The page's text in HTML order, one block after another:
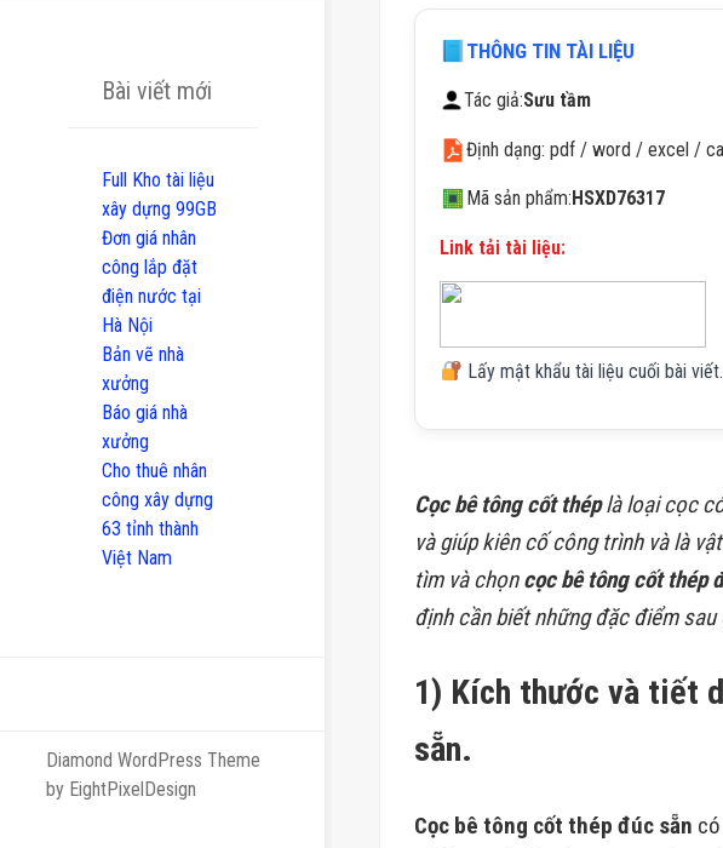
Bài viết mới
Full Kho tài liệu
xây dựng 99GB
Đơn giá nhân
công lắp đặt
điện nước tại
Hà Nội
Bản vẽ nhà
xưởng
Báo giá nhà
xưởng
Cho thuê nhân
công xây dựng
63 tỉnh thành
Việt Nam
Diamond WordPress Theme
by EightPixelDesign
THÔNG TIN TÀI LIỆU
Tác giả:Sưu tầm
Định dạng: pdf / word / excel /
Mã sản phẩm: HSXD76317
Link tải tài liệu:
Lấy mật khẩu tài liệu cuối bài viết.
Cọc bê tông cốt théplà loại cọc
và giúp kiên cố công trình và là
tìm và chọncọc bê tông cốt thép
định cần biết những đặc điểm sau
1) Kích thước và tiết
sẵn.
Cọc bê tông cốt thép đúc sẵn